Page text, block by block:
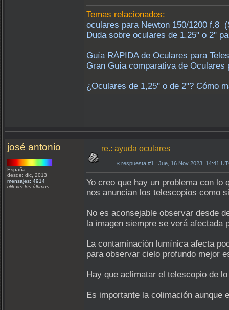
Temas relacionados:
oculares para Newton 150/1200 f.8
Duda sobre oculares de 1.25" o 2"
Guía RÁPIDA de Oculares para
Gran Guía comparativa de
¿Oculares de 1,25" o de 2"? Cómo
josé antonio
España
desde: dic, 2013
mensajes: 4914
clik ver los últimos
re.: ayuda oculares
« respuesta #1 : Jue, 16 Nov 2023, 14:41
Yo creo que hay un problema con
nos anuncian los telescopios como
No es aconsejable observar desde
la imagen siempre se verá afectada
La contaminación lumínica afecta
para observar cielo profundo mejor
Hay que aclimatar el telescopio de
Es importante la colimación aunque